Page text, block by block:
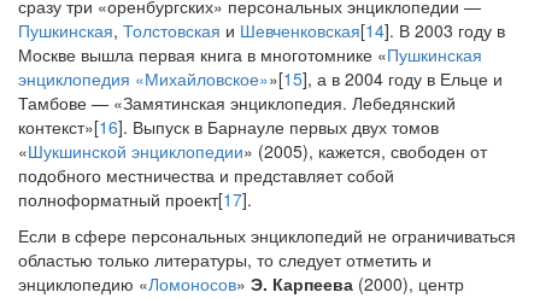
сразу три «оренбургских» персональных энциклопедии —
Пушкинская, Толстовская и Шевченковская[14]. В 2003 году в
Москве вышла первая книга в многотомнике «Пушкинская
энциклопедия «Михайловское»»[15], а в 2004 году в Ельце и
Тамбове — «Замятинская энциклопедия. Лебедянский
контекст»[16]. Выпуск в Барнауле первых двух томов
«Шукшинской энциклопедии» (2005), кажется, свободен от
подобного местничества и представляет собой
полноформатный проект[17].
Если в сфере персональных энциклопедий не ограничиваться
областью только литературы, то следует отметить и
энциклопедию «Ломоносов» Э. Карпеева (2000), центр